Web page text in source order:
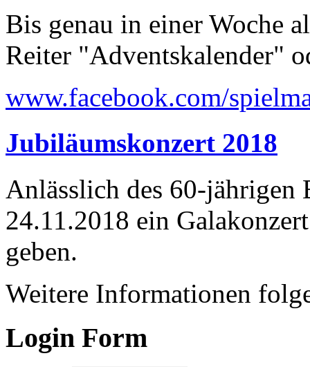
Bis genau in einer Woche
Reiter "Adventskalender"
www.facebook.com/
Jubiläumskonzert 2018
Anlässlich des 60-jährigen
24.11.2018 ein
geben.
Weitere Informationen
Login Form